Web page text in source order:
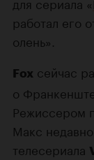
работал его
олень».
Fox сейчас
о
Режиссером
Макс
телесериала